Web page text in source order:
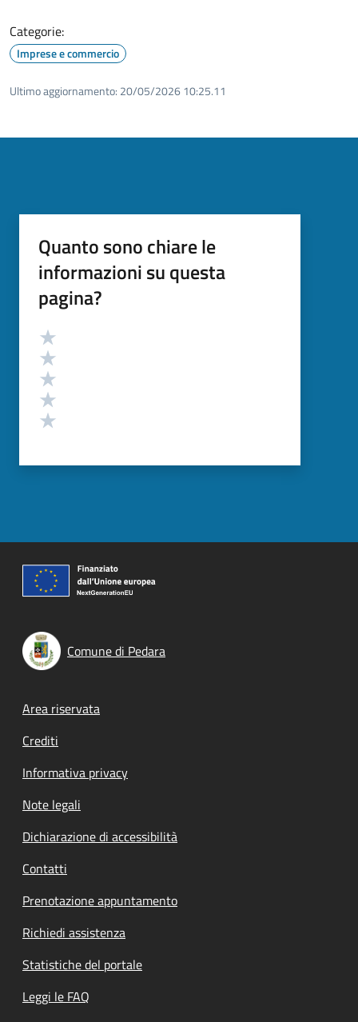
Categorie:
Imprese e commercio
Ultimo aggiornamento: 20/05/2026 10:25.11
Quanto sono chiare le
informazioni su questa
pagina?
Valutazione
Comune di Pedara
Footer menu
Area riservata
Crediti
Informativa privacy
Note legali
Dichiarazione di accessibilità
Contatti
Prenotazione appuntamento
Richiedi assistenza
Statistiche del portale
Leggi le FAQ